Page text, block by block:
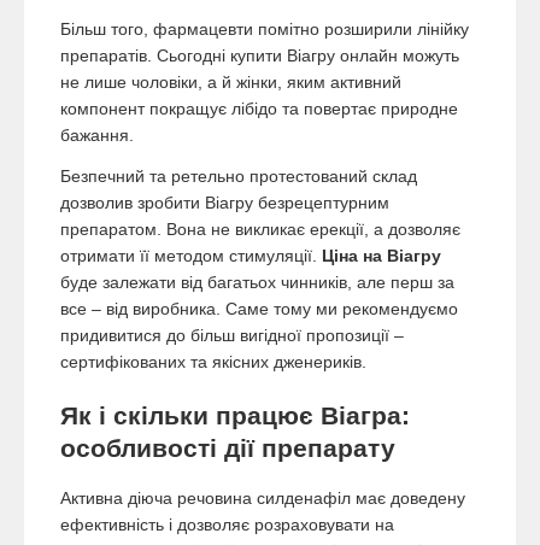
Більш того, фармацевти помітно розширили лінійку
препаратів. Сьогодні купити Віагру онлайн можуть
не лише чоловіки, а й жінки, яким активний
компонент покращує лібідо та повертає природне
бажання.
Безпечний та ретельно протестований склад
дозволив зробити Віагру безрецептурним
препаратом. Вона не викликає ерекції, а дозволяє
отримати її методом стимуляції. Ціна на Віагру
буде залежати від багатьох чинників, але перш за
все – від виробника. Саме тому ми рекомендуємо
придивитися до більш вигідної пропозиції –
сертифікованих та якісних дженериків.
Як і скільки працює Віагра:
особливості дії препарату
Активна діюча речовина силденафіл має доведену
ефективність і дозволяє розраховувати на